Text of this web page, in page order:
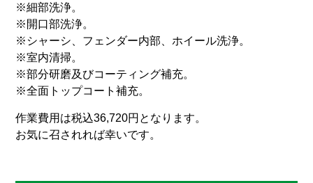
※細部洗浄。
※開口部洗浄。
※シャーシ、フェンダー内部、ホイール洗浄。
※室内清掃。
※部分研磨及びコーティング補充。
※全面トップコート補充。
作業費用は税込36,720円となります。
お気に召されれば幸いです。